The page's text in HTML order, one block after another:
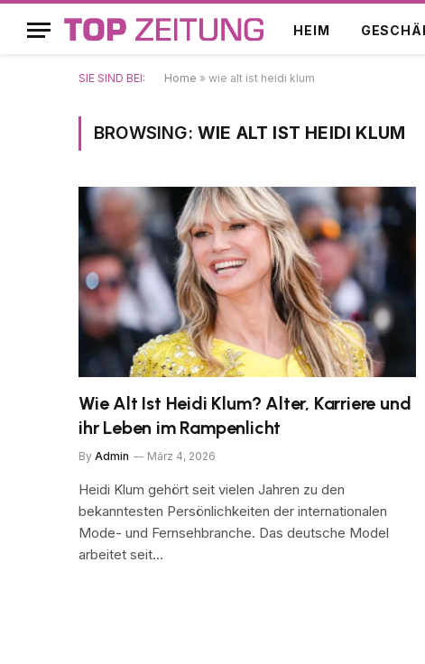
HEIM
SIE SIND BEI: Home » wie alt ist heidi klum
BROWSING: WIE ALT IST HEIDI KLUM
Wie Alt Ist Heidi Klum? Alter, Karriere und
ihr Leben im Rampenlicht
By Admin März 4, 2026
Heidi Klum gehört seit vielen Jahren zu den
bekanntesten Persönlichkeiten der internationalen
Mode- und Fernsehbranche. Das deutsche Model
arbeitet seit…